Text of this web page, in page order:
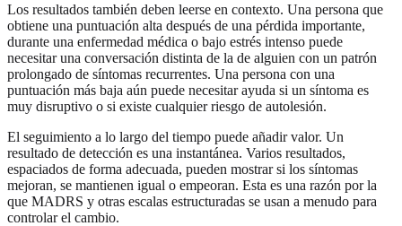
Los resultados también deben leerse en contexto. Una persona que
obtiene una puntuación alta después de una pérdida importante,
durante una enfermedad médica o bajo estrés intenso puede
necesitar una conversación distinta de la de alguien con un patrón
prolongado de síntomas recurrentes. Una persona con una
puntuación más baja aún puede necesitar ayuda si un síntoma es
muy disruptivo o si existe cualquier riesgo de autolesión.
El seguimiento a lo largo del tiempo puede añadir valor. Un
resultado de detección es una instantánea. Varios resultados,
espaciados de forma adecuada, pueden mostrar si los síntomas
mejoran, se mantienen igual o empeoran. Esta es una razón por la
que MADRS y otras escalas estructuradas se usan a menudo para
controlar el cambio.